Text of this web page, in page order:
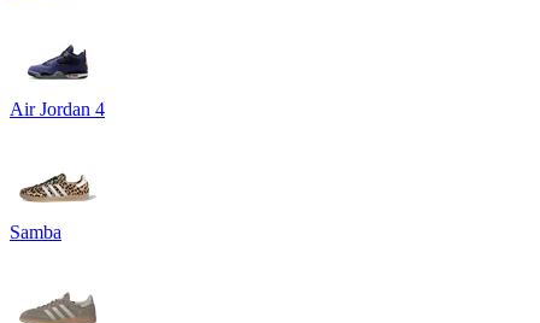
Air Jordan 4
Samba